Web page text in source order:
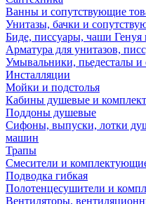
Ванны и сопутствующие
Унитазы, бачки и
Биде, писсуары, чаши
Арматура для унитазов,
Умывальники, пьедесталы
Инсталляции
Мойки и подстолья
Кабины душевые и
Поддоны душевые
Сифоны, выпуски, лотки
машин
Трапы
Смесители и
Подводка гибкая
Полотенцесушители и
Вентиляторы,